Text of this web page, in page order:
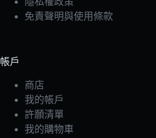
免責聲明與使用條款
帳戶
商店
我的帳戶
許願清單
我的購物車